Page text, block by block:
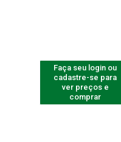
Faça seu login ou
cadastre-se para
ver preços e
comprar